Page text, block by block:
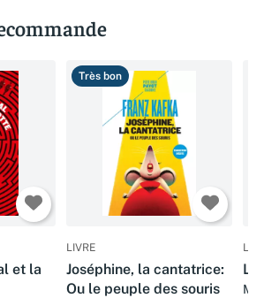
et la
Très bon
LIVRE
Joséphine, la cantatrice:
Ou le peuple des souris
Le